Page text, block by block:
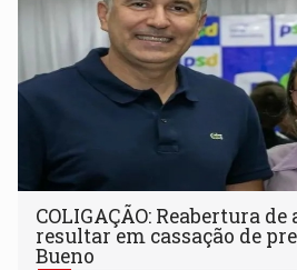
COLIGAÇÃO: Reabertura de
resultar em cassação de
Bueno